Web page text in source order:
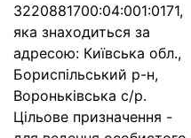
3220881700:04:001:0171,
яка знаходиться за
адресою: Київська обл.,
Бориспільський р-н,
Вороньківська с/р.
Цільове призначення -